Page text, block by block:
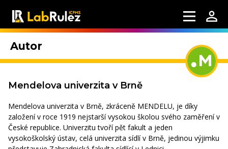
Autor
Mendelova univerzita v Brně
Mendelova univerzita v Brně, zkráceně MENDELU, je díky
založení v roce 1919 nejstarší vysokou školou svého zaměření v
České republice. Univerzitu tvoří pět fakult a jeden
vysokoškolský ústav, celá univerzita sídlí v Brně, jedinou výjimku